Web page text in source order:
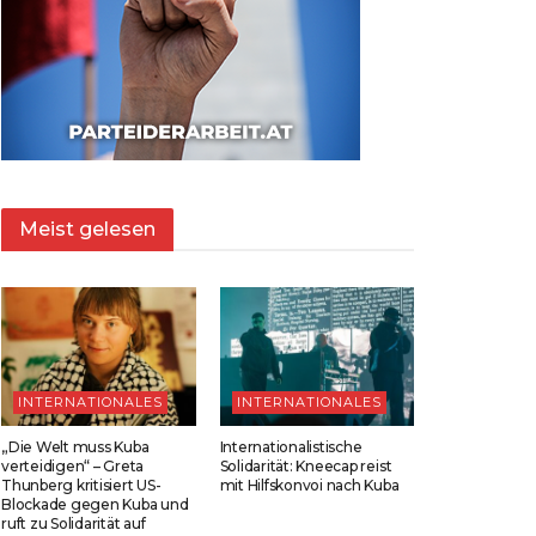
Meist gelesen
INTERNATIONALES
„Die Welt muss Kuba
verteidigen“ – Greta
Thunberg kritisiert US-
Blockade gegen Kuba und
ruft zu Solidarität auf
INTERNATIONALES
Internationalistische
Solidarität: Kneecap reist
mit Hilfskonvoi nach Kuba